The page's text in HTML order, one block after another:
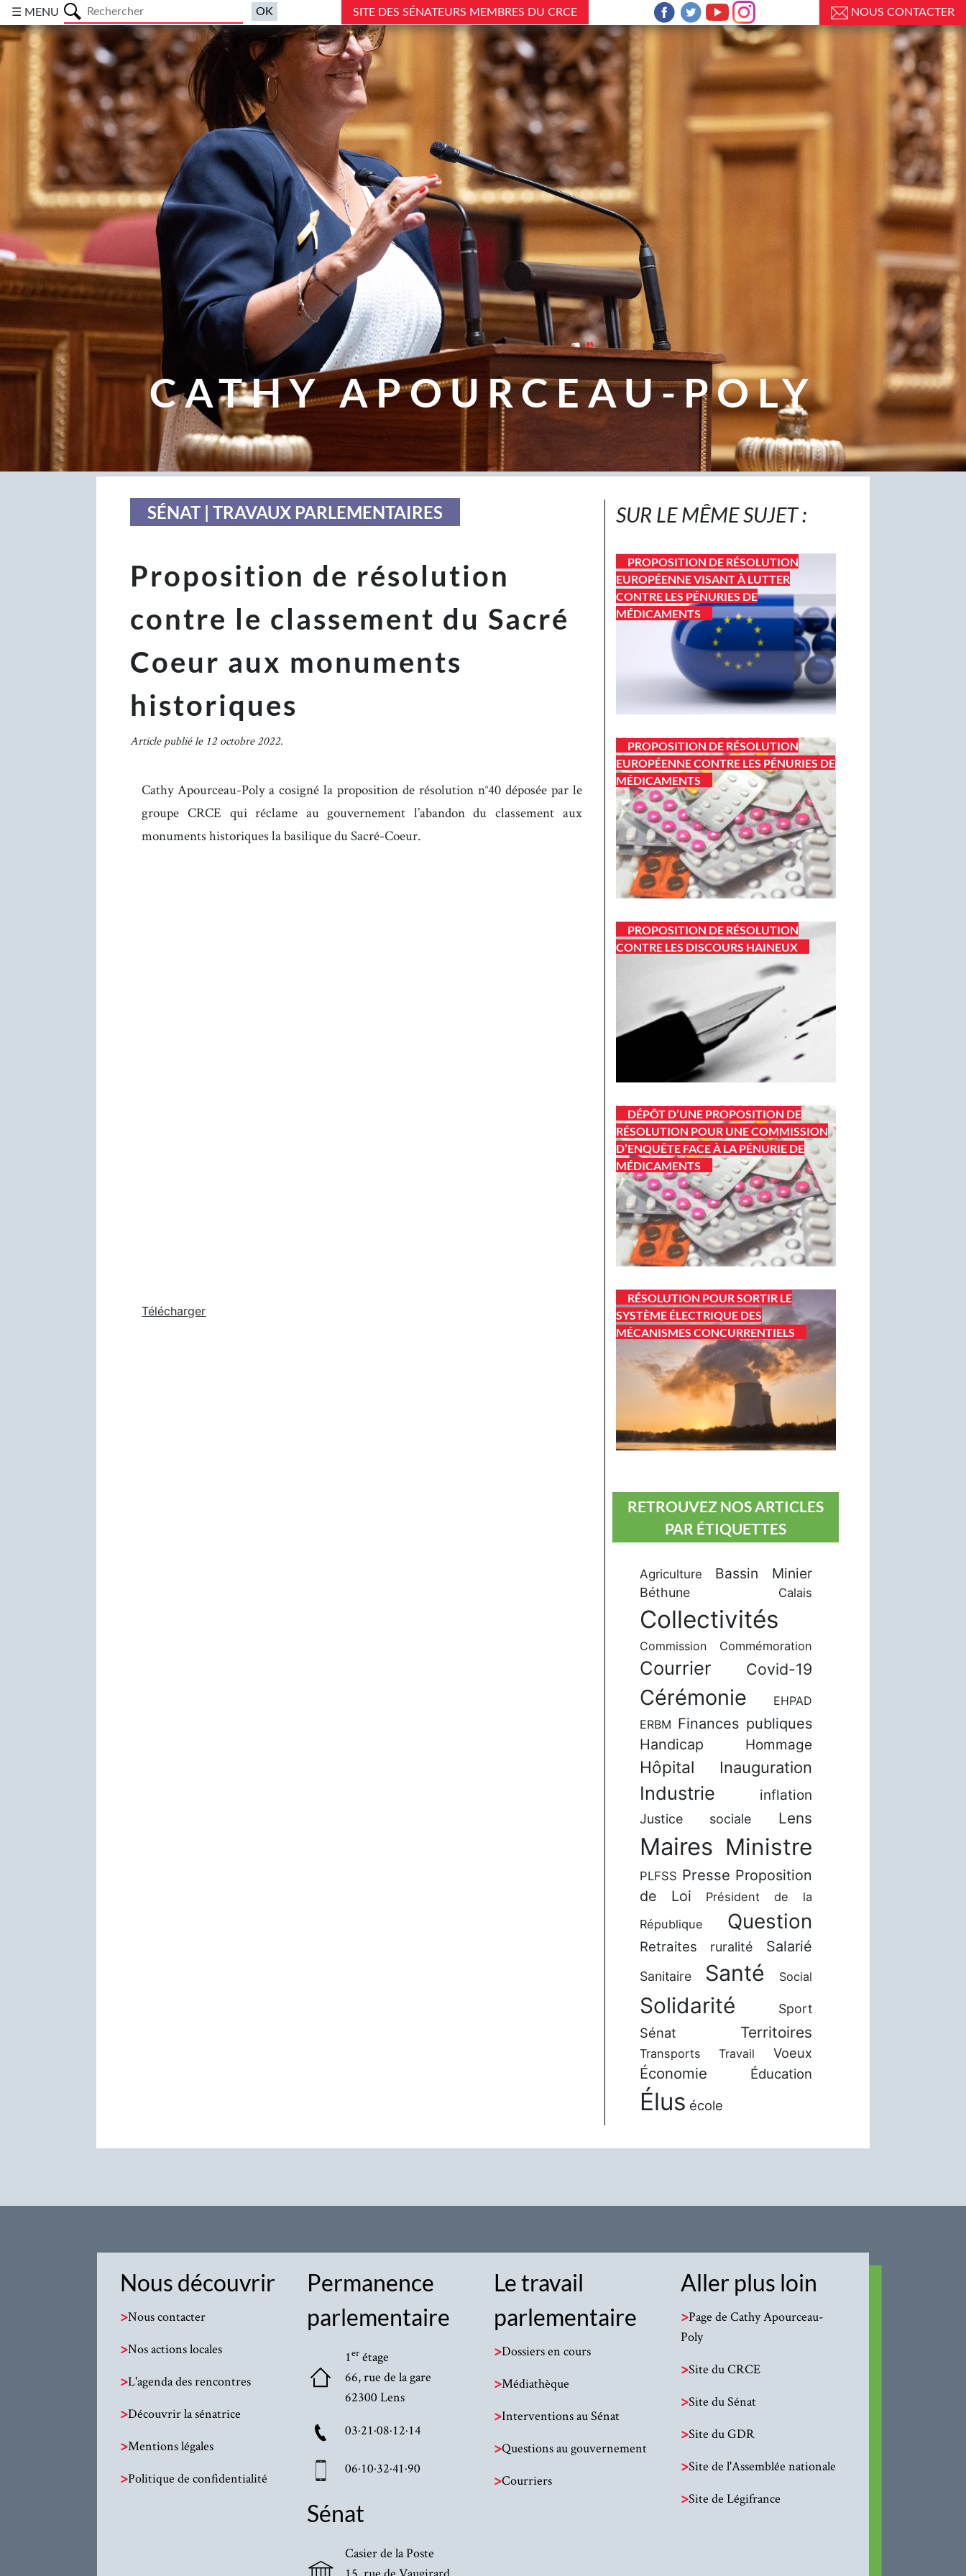
☰ MENU SITE DES SÉNATEURS MEMBRES DU CRCE NOUS CONTACTER
CATHY APOURCEAU-POLY
SÉNAT | TRAVAUX PARLEMENTAIRES
Proposition de résolution
contre le classement du Sacré
Coeur aux monuments
historiques
Article publié le 12 octobre 2022.
Cathy Apourceau-Poly a cosigné la proposition de résolution n°40 déposée par le
groupe CRCE qui réclame au gouvernement l’abandon du classement aux
monuments historiques la basilique du Sacré-Coeur.
Télécharger
SUR LE MÊME SUJET :
PROPOSITION DE RÉSOLUTION
EUROPÉENNE VISANT À LUTTER
CONTRE LES PÉNURIES DE
MÉDICAMENTS
PROPOSITION DE RÉSOLUTION
EUROPÉENNE CONTRE LES PÉNURIES DE
MÉDICAMENTS
PROPOSITION DE RÉSOLUTION
CONTRE LES DISCOURS HAINEUX
DÉPÔT D’UNE PROPOSITION DE
RÉSOLUTION POUR UNE COMMISSION
D’ENQUÊTE FACE À LA PÉNURIE DE
MÉDICAMENTS
RÉSOLUTION POUR SORTIR LE
SYSTÈME ÉLECTRIQUE DES
MÉCANISMES CONCURRENTIELS
RETROUVEZ NOS ARTICLES
PAR ÉTIQUETTES
Agriculture Bassin Minier
Béthune Calais
Collectivités
Commission Commémoration
Courrier Covid-19
Cérémonie
EHPAD
ERBM Finances publiques
Handicap
Hommage
Hôpital Inauguration
Industrie inflation
Justice sociale Lens
Maires Ministre
PLFSS Presse Proposition
de Loi
Président de la
République
Question
Retraites ruralité Salarié
Sanitaire Santé Social
Solidarité Sport
Sénat Territoires
Transports Travail Voeux
Économie Éducation
Élus école
Nous découvrir
>Nous contacter
>Nos actions locales
>L'agenda des rencontres
>Découvrir la sénatrice
>Mentions légales
>Politique de confidentialité
Permanence
parlementaire
1er étage
66, rue de la gare
62300 Lens
03·21·08·12·14
06·10·32·41·90
Sénat
Casier de la Poste
Le travail
parlementaire
>Dossiers en cours
>Médiathèque
>Interventions au Sénat
>Questions au gouvernement
>Courriers
Aller plus loin
>Page de Cathy Apourceau-
Poly
>Site du CRCE
>Site du Sénat
>Site du GDR
>Site de l'Assemblée nationale
>Site de Légifrance